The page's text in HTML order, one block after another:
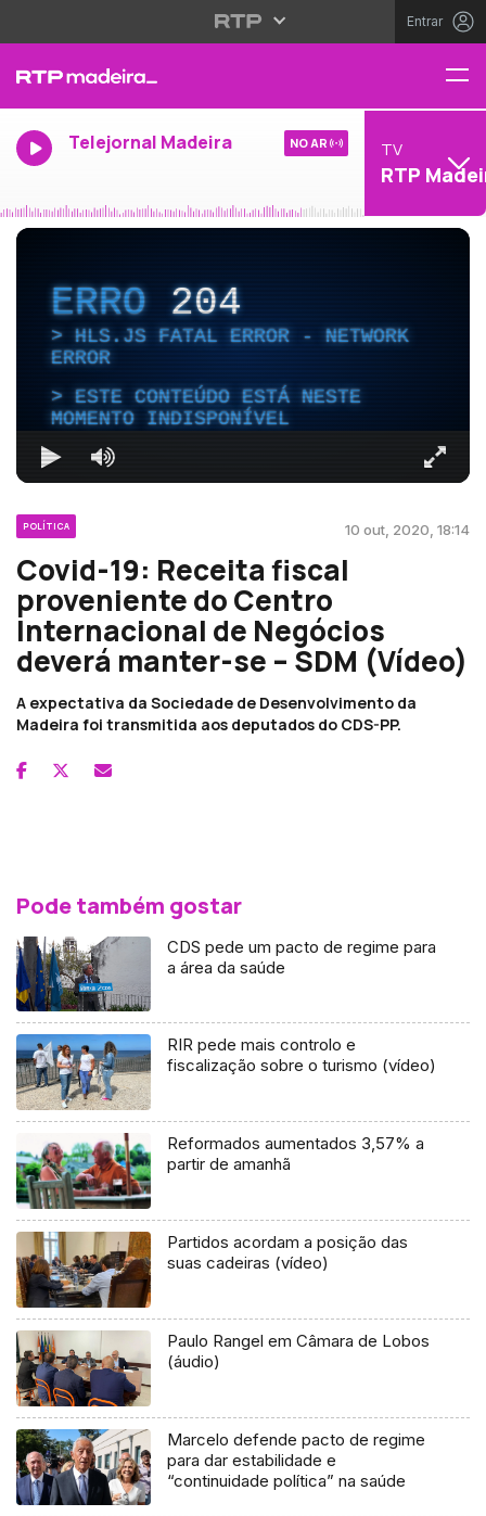
Entrar
Telejornal Madeira NO AR TV
RTP
ERRO204
HLS.JS FATAL ERROR - NETWORK
ERROR
ESTE CONTEÚDO ESTÁ NESTE
MOMENTO INDISPONÍVEL
POLÍTICA 10 out, 2020, 18:14
Covid-19: Receita fiscal
proveniente do Centro
Internacional de Negócios
deverá manter-se – SDM (Vídeo)
A expectativa da Sociedade de Desenvolvimento da
Madeira foi transmitida aos deputados do CDS-PP.
Pode também gostar
CDS pede um pacto de regime para
a área da saúde
RIR pede mais controlo e
fiscalização sobre o turismo (vídeo)
Reformados aumentados 3,57% a
partir de amanhã
Partidos acordam a posição das
suas cadeiras (vídeo)
Paulo Rangel em Câmara de Lobos
(áudio)
Marcelo defende pacto de regime
para dar estabilidade e
“continuidade política” na saúde